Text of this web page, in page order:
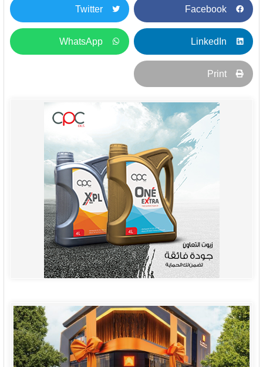
Facebook
Twitter
LinkedIn
WhatsApp
Print